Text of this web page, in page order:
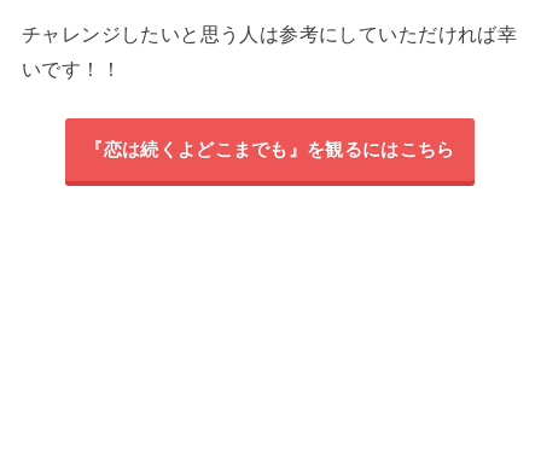
チャレンジしたいと思う人は参考にしていただければ幸
いです！！
『恋は続くよどこまでも』を観るにはこちら